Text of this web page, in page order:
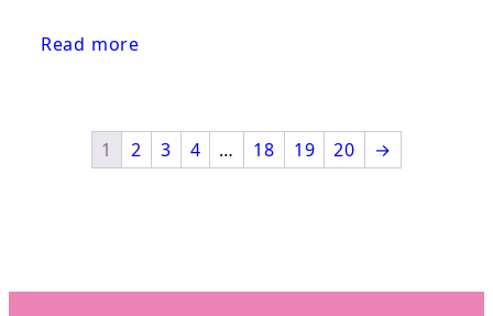
Read more
1 2 3 4 … 18 19 20 →